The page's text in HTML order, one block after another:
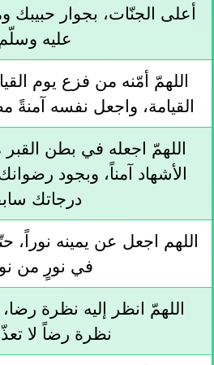
أعلى الجنّات، بجوار
عليه
اللهمّ أمّنه من فزع يوم
القيامة، واجعل نفسه آمنةً
اللهمّ اجعله في بطن القبر
الأشهاد آمناً، وبجود
درجاتك
اللهم اجعل عن يمينه نوراً،
في نورٍ من
اللهمّ انظر إليه نظرة
نظرة رضاً لا